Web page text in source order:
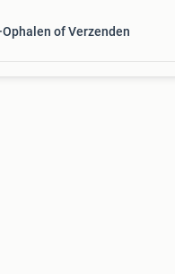
Ophalen of Verzenden